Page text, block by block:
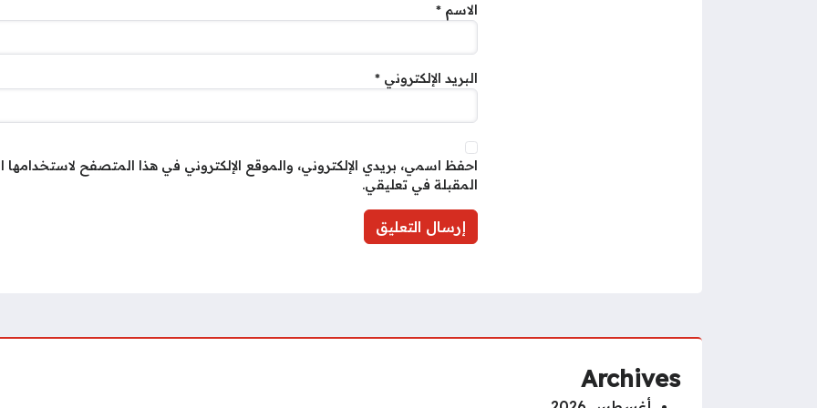
الاسم *
البريد الإلكتروني *
احفظ اسمي، بريدي الإلكتروني، والموقع الإلكتروني في هذا المتصفح لاستخدامها
المقبلة في تعليقي.
Archives